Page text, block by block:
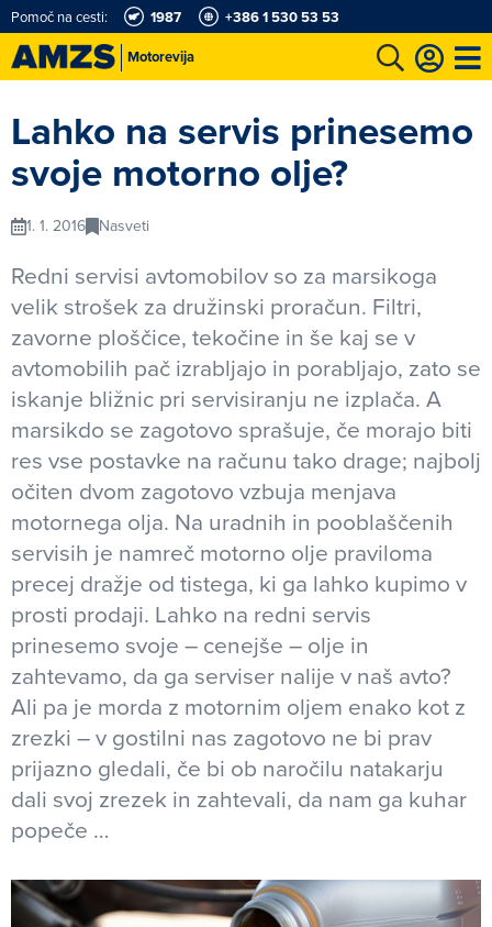
Motorevija
Pomoč na cesti: 1987 +386 1 530 53 53
Lahko na servis prinesemo
svoje motorno olje?
1. 1. 2016 Nasveti
Redni servisi avtomobilov so za marsikoga
velik strošek za družinski proračun. Filtri,
zavorne ploščice, tekočine in še kaj se v
avtomobilih pač izrabljajo in porabljajo, zato se
iskanje bližnic pri servisiranju ne izplača. A
marsikdo se zagotovo sprašuje, če morajo biti
res vse postavke na računu tako drage; najbolj
očiten dvom zagotovo vzbuja menjava
motornega olja. Na uradnih in pooblaščenih
servisih je namreč motorno olje praviloma
precej dražje od tistega, ki ga lahko kupimo v
prosti prodaji. Lahko na redni servis
prinesemo svoje – cenejše – olje in
zahtevamo, da ga serviser nalije v naš avto?
Ali pa je morda z motornim oljem enako kot z
zrezki – v gostilni nas zagotovo ne bi prav
prijazno gledali, če bi ob naročilu natakarju
dali svoj zrezek in zahtevali, da nam ga kuhar
popeče …